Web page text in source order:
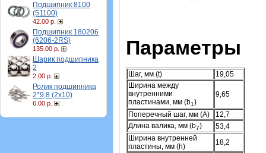
Подшипник 8100
(51100)
42.00 р.
Подшипник 180206
(6206-2RS)
135.00 р.
Шарик подшипника
2
2.00 р.
Ролик подшипника
2*9,8 (2х10)
6.00 р.
Параметры
Шаг, мм (t)
19,05
Ширина между
внутренними
пластинами, мм (b1)
9,65
Поперечный шаг, мм (А)
12,7
Длина валика, мм (b7)
53,4
Ширина внутренней
пластины, мм (h)
18,2